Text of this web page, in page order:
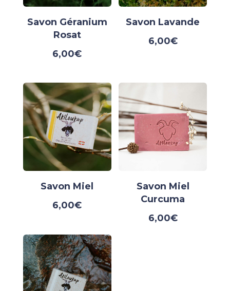
Savon Géranium
Rosat
6,00€
Savon Lavande
6,00€
Savon Miel
6,00€
Savon Miel
Curcuma
6,00€